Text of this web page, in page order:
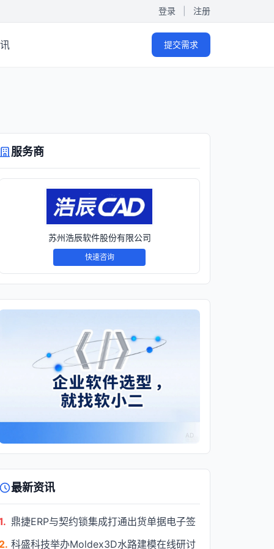
登录 注册
提交需求
服务商
苏州浩辰软件股份有限公司
快速咨询
AD
最新资讯
鼎捷ERP与契约锁集成打通出货单据电子签
科盛科技举办Moldex3D水路建模在线研讨